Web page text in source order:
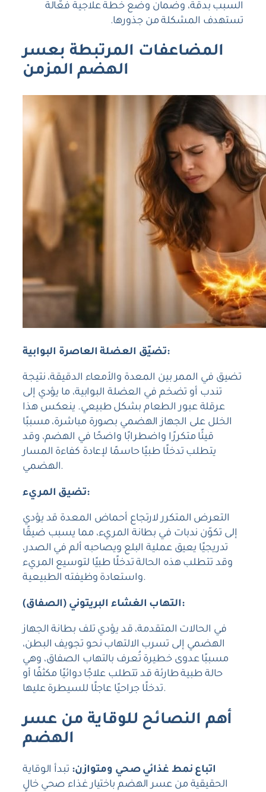
السبب بدقة، وضمان وضع خطة علاجية فعّالة
تستهدف المشكلة من جذورها.
المضاعفات المرتبطة بعسر
الهضم المزمن
تضيّق العضلة العاصرة البوابية:
تضيق في الممر بين المعدة والأمعاء الدقيقة، نتيجة
تندب أو تضخم في العضلة البوابية، ما يؤدي إلى
عرقلة عبور الطعام بشكل طبيعي. ينعكس هذا
الخلل على الجهاز الهضمي بصورة مباشرة، مسببًا
قيئًا متكررًا واضطرابًا واضحًا في الهضم، وقد
يتطلب تدخلًا طبيًا حاسمًا لإعادة كفاءة المسار
الهضمي.
تضيق المريء:
التعرض المتكرر لارتجاع أحماض المعدة قد يؤدي
إلى تكوّن ندبات في بطانة المريء، مما يسبب ضيقًا
تدريجيًا يعيق عملية البلع ويصاحبه ألم في الصدر،
وقد تتطلب هذه الحالة تدخلًا طبيًا لتوسيع المريء
واستعادة وظيفته الطبيعية.
التهاب الغشاء البريتوني (الصفاق):
في الحالات المتقدمة، قد يؤدي تلف بطانة الجهاز
الهضمي إلى تسرب الالتهاب نحو تجويف البطن،
مسببًا عدوى خطيرة تُعرف بالتهاب الصفاق، وهي
حالة طبية طارئة قد تتطلب علاجًا دوائيًا مكثفًا أو
تدخلًا جراحيًا عاجلًا للسيطرة عليها.
أهم النصائح للوقاية من عسر
الهضم
اتباع نمط غذائي صحي ومتوازن: تبدأ الوقاية
الحقيقية من عسر الهضم باختيار غذاء صحي خالٍ